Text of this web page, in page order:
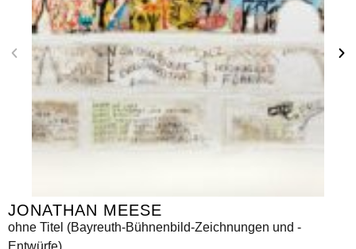
JONATHAN MEESE
ohne Titel (Bayreuth-Bühnenbild-Zeichnungen und -
Entwürfe)